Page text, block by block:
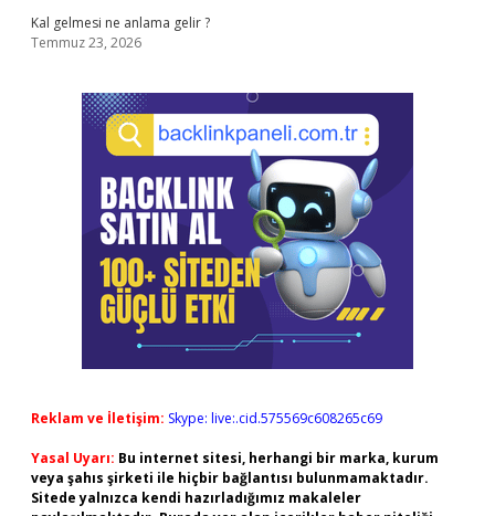
Kal gelmesi ne anlama gelir ?
Temmuz 23, 2026
Reklam ve İletişim: Skype: live:.cid.575569c608265c69
Yasal Uyarı: Bu internet sitesi, herhangi bir marka, kurum
veya şahıs şirketi ile hiçbir bağlantısı bulunmamaktadır.
Sitede yalnızca kendi hazırladığımız makaleler